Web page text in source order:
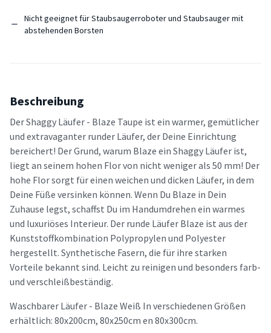
Nicht geeignet für Staubsaugerroboter und Staubsauger mit
abstehenden Borsten
Beschreibung
Der Shaggy Läufer - Blaze Taupe ist ein warmer, gemütlicher
und extravaganter runder Läufer, der Deine Einrichtung
bereichert! Der Grund, warum Blaze ein Shaggy Läufer ist,
liegt an seinem hohen Flor von nicht weniger als 50 mm! Der
hohe Flor sorgt für einen weichen und dicken Läufer, in dem
Deine Füße versinken können. Wenn Du Blaze in Dein
Zuhause legst, schaffst Du im Handumdrehen ein warmes
und luxuriöses Interieur. Der runde Läufer Blaze ist aus der
Kunststoffkombination Polypropylen und Polyester
hergestellt. Synthetische Fasern, die für ihre starken
Vorteile bekannt sind. Leicht zu reinigen und besonders farb-
und verschleißbeständig.
Waschbarer Läufer - Blaze Weiß In verschiedenen Größen
erhältlich: 80x200cm, 80x250cm en 80x300cm.